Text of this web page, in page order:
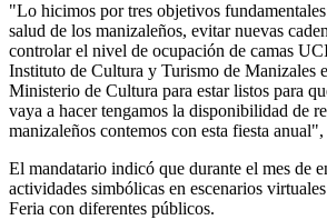
"Lo hicimos por tres objetivos
salud de los manizaleños, evitar nuevas
controlar el nivel de ocupación de camas
Instituto de Cultura y Turismo de Manizales
Ministerio de Cultura para estar listos para
vaya a hacer tengamos la disponibilidad de
manizaleños contemos con esta fiesta
El mandatario indicó que durante el mes de
actividades simbólicas en escenarios
Feria con diferentes públicos.